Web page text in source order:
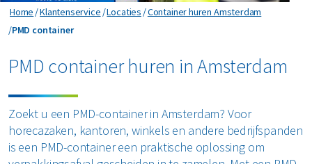
Horeca en recreatie
Industrie
Logistiek
Zakelijke dienstverlening
Renewi Ecosmart
Waarom Renewi EcoSmart?
Onze diensten
Gevaarlijk afval
Grofvuil
Hout
Mineralen
Plastics
Alle circulaire materialen
ons
Home Klantenservice Locaties Container huren Amsterdam
PMD container
PMD container
PMD container huren in Amsterdam
Zoekt u een PMD-container in Amsterdam? Voor
horecazaken, kantoren, winkels en andere bedrijfspanden
is een PMD-container een praktische oplossing om